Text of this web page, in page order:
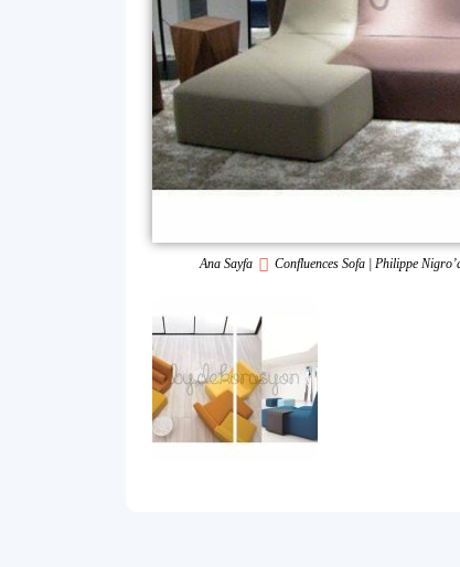
Ana Sayfa Confluences Sofa | Philippe